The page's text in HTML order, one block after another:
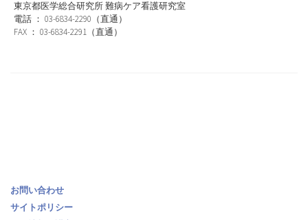
東京都医学総合研究所 難病ケア看護研究室
電話 ： 03-6834-2290（直通）
FAX ： 03-6834-2291（直通）
お問い合わせ
サイトポリシー